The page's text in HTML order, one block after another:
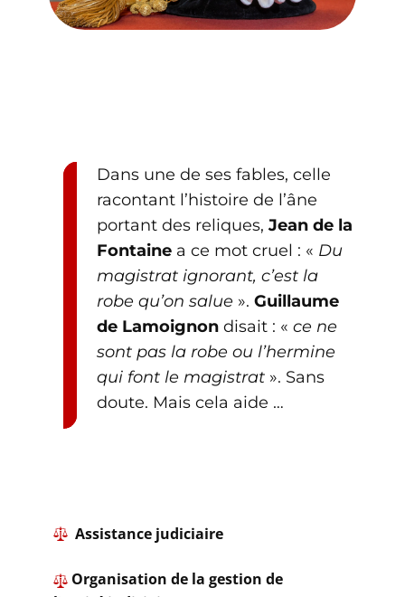
​ Dans une de ses fables, celle
racontant l’histoire de l’âne
portant des reliques, Jean de la
Fontaine a ce mot cruel : « Du
magistrat ignorant, c’est la
robe qu’on salue ». Guillaume
de Lamoignon disait : « ce ne
sont pas la robe ou l’hermine
qui font le magistrat ». Sans
doute. Mais cela aide …
​ Assistance judiciaire
Organisation de la gestion de